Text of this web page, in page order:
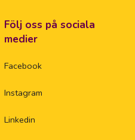
Följ oss på sociala
medier
Facebook
Instagram
Linkedin